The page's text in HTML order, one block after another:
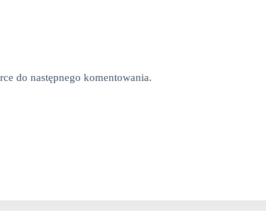
do następnego komentowania.